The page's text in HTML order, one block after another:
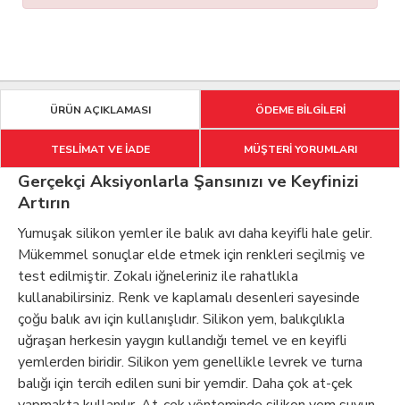
ÜRÜN AÇIKLAMASI ÖDEME BİLGİLERİ
TESLİMAT VE İADE MÜŞTERİ YORUMLARI
Gerçekçi Aksiyonlarla Şansınızı ve Keyfinizi
Artırın
Yumuşak silikon yemler ile balık avı daha keyifli hale gelir.
Mükemmel sonuçlar elde etmek için renkleri seçilmiş ve
test edilmiştir. Zokalı iğneleriniz ile rahatlıkla
kullanabilirsiniz. Renk ve kaplamalı desenleri sayesinde
çoğu balık avı için kullanışlıdır. Silikon yem, balıkçılıkla
uğraşan herkesin yaygın kullandığı temel ve en keyifli
yemlerden biridir. Silikon yem genellikle levrek ve turna
balığı için tercih edilen suni bir yemdir. Daha çok at-çek